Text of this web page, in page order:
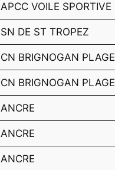
APCC VOILE SPORTIVE
SN DE ST TROPEZ
CN BRIGNOGAN PLAGE
CN BRIGNOGAN PLAGE
ANCRE
ANCRE
ANCRE